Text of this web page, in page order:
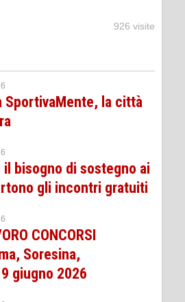
926 visite
SportivaMente, la città
il bisogno di sostegno ai
gli incontri gratuiti
CONCORSI
Soresina,
giugno 2026